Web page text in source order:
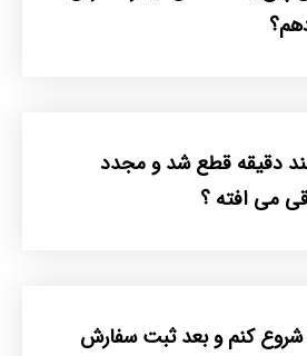
چند دقیقه قطع شد و مجدد
می افته ؟
را شروع کنم و بعد ثبت سفارش